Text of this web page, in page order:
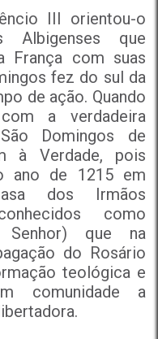
III orientou-o
Albigenses que
França com suas
fez do sul da
de ação. Quando
a verdadeira
Domingos de
à Verdade, pois
ano de 1215 em
dos Irmãos
como
Senhor) que na
do Rosário
teológica e
comunidade a